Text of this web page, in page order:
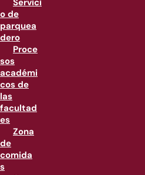
Servici
o de
parquea
dero
Proce
sos
académi
cos de
las
facultad
es
Zona
de
comida
s